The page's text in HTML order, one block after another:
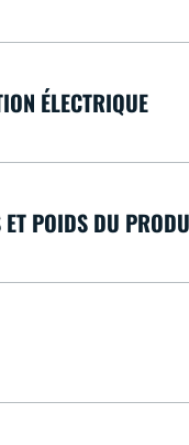
ÉLECTRIQUE
POIDS DU